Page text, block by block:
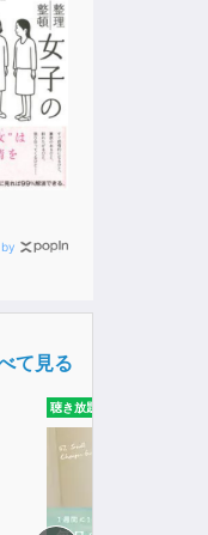
て見る
聴き放題